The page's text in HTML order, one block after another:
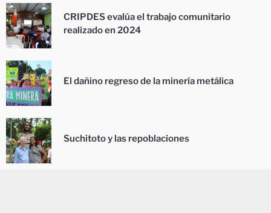
CRIPDES evalúa el trabajo comunitario
realizado en 2024
El dañino regreso de la minería metálica
Suchitoto y las repoblaciones